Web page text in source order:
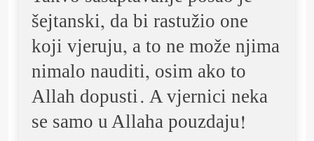
šejtanski, da bi rastužio one
koji vjeruju, a to ne može njima
nimalo nauditi, osim ako to
Allah dopusti. A vjernici neka
se samo u Allaha pouzdaju!